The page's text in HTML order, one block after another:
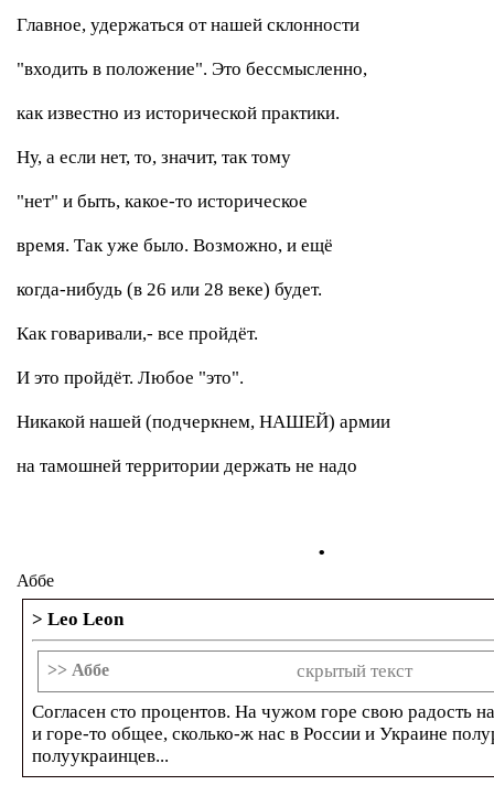
Главное, удержаться от нашей склонности
"входить в положение". Это бессмысленно,
как известно из исторической практики.
Ну, а если нет, то, значит, так тому
"нет" и быть, какое-то историческое
время. Так уже было. Возможно, и ещё
когда-нибудь (в 26 или 28 веке) будет.
Как говаривали,- все пройдёт.
И это пройдёт. Любое "это".
Никакой нашей (подчеркнем, НАШЕЙ) армии
на тамошней территории держать не надо
.
Аббе
> Leo Leon
>> Аббе
скрытый текст
Согласен сто процентов. На чужом горе свою радость
и горе-то общее, сколько-ж нас в России и Украине
полуукраинцев...